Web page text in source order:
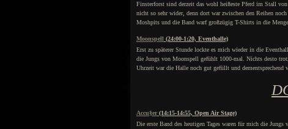
Finsterforst sind derzeit das wohl heißeste Pferd im Stall
nicht so sehr wider, denn dort war zwischen den Reihen
Moshpits und die Band warf großzügig T-Shirts in die
Moonspell (24:00-1:20, Eventhalle)
Erst zu späterer Stunde lockte es mich wieder in die
die Jungs von Moonspell gefühlt 1000-mal. Nichts desto
Uhrzeit war die Halle noch gut gefüllt und dementsprechend
Accu§er(14:15-14:55, Open Air Stage)
Die erste Band des heutigen Tages waren für mich die